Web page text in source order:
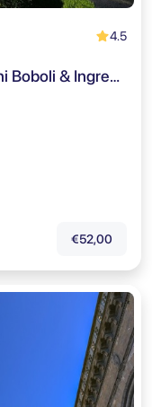
4.5
Firenze: Tour Guidato dei Giardini Boboli & Ingresso al Palazzo Pitti
€52,00